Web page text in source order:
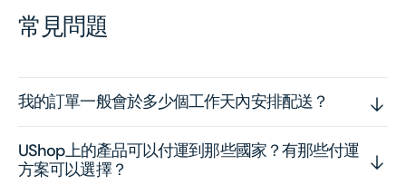
常見問題
我的訂單一般會於多少個工作天內安排配送？
UShop上的產品可以付運到那些國家？有那些付運
方案可以選擇？